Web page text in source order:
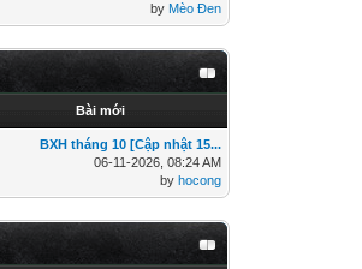
by Mèo Đen
Bài mới
BXH tháng 10 [Cập nhật 15...
06-11-2026, 08:24 AM
byhocong